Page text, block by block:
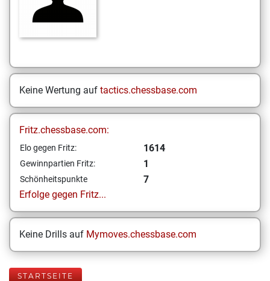
Keine Wertung auf tactics.chessbase.com
Fritz.chessbase.com:
Elo gegen Fritz: 1614
Gewinnpartien Fritz: 1
Schönheitspunkte
7
Erfolge gegen Fritz...
Keine Drills auf Mymoves.chessbase.com
STARTSEITE